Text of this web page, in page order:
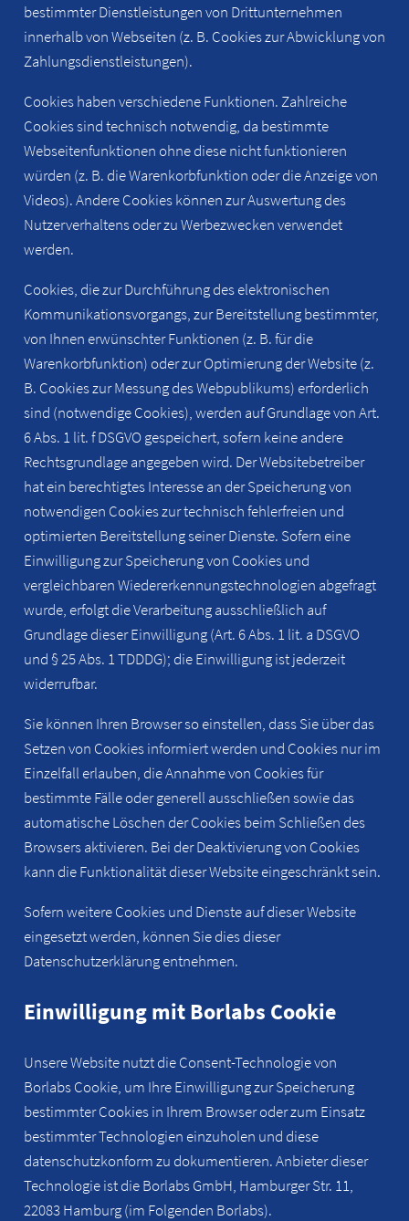
bestimmter Dienstleistungen von Drittunternehmen
innerhalb von Webseiten (z. B. Cookies zur Abwicklung von
Zahlungsdienstleistungen).
Cookies haben verschiedene Funktionen. Zahlreiche
Cookies sind technisch notwendig, da bestimmte
Webseitenfunktionen ohne diese nicht funktionieren
würden (z. B. die Warenkorbfunktion oder die Anzeige von
Videos). Andere Cookies können zur Auswertung des
Nutzerverhaltens oder zu Werbezwecken verwendet
werden.
Cookies, die zur Durchführung des elektronischen
Kommunikationsvorgangs, zur Bereitstellung bestimmter,
von Ihnen erwünschter Funktionen (z. B. für die
Warenkorbfunktion) oder zur Optimierung der Website (z.
B. Cookies zur Messung des Webpublikums) erforderlich
sind (notwendige Cookies), werden auf Grundlage von Art.
6 Abs. 1 lit. f DSGVO gespeichert, sofern keine andere
Rechtsgrundlage angegeben wird. Der Websitebetreiber
hat ein berechtigtes Interesse an der Speicherung von
notwendigen Cookies zur technisch fehlerfreien und
optimierten Bereitstellung seiner Dienste. Sofern eine
Einwilligung zur Speicherung von Cookies und
vergleichbaren Wiedererkennungstechnologien abgefragt
wurde, erfolgt die Verarbeitung ausschließlich auf
Grundlage dieser Einwilligung (Art. 6 Abs. 1 lit. a DSGVO
und § 25 Abs. 1 TDDDG); die Einwilligung ist jederzeit
widerrufbar.
Sie können Ihren Browser so einstellen, dass Sie über das
Setzen von Cookies informiert werden und Cookies nur im
Einzelfall erlauben, die Annahme von Cookies für
bestimmte Fälle oder generell ausschließen sowie das
automatische Löschen der Cookies beim Schließen des
Browsers aktivieren. Bei der Deaktivierung von Cookies
kann die Funktionalität dieser Website eingeschränkt sein.
Sofern weitere Cookies und Dienste auf dieser Website
eingesetzt werden, können Sie dies dieser
Datenschutzerklärung entnehmen.
Einwilligung mit Borlabs Cookie
Unsere Website nutzt die Consent-Technologie von
Borlabs Cookie, um Ihre Einwilligung zur Speicherung
bestimmter Cookies in Ihrem Browser oder zum Einsatz
bestimmter Technologien einzuholen und diese
datenschutzkonform zu dokumentieren. Anbieter dieser
Technologie ist die Borlabs GmbH, Hamburger Str. 11,
22083 Hamburg (im Folgenden Borlabs).